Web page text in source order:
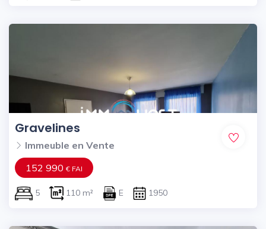
Gravelines
Immeuble en Vente
152 990€ FAI
5 110 m² E 1950